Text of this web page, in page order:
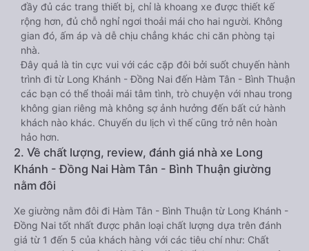
đầy đủ các trang thiết bị, chỉ là khoang xe được thiết kế
rộng hơn, đủ chỗ nghỉ ngơi thoải mái cho hai người. Không
gian đó, ấm áp và dễ chịu chẳng khác chi căn phòng tại
nhà.
Đây quả là tin cực vui với các cặp đôi bởi suốt chuyến hành
trình đi từ Long Khánh - Đồng Nai đến Hàm Tân - Bình Thuận
các bạn có thể thoải mái tâm tình, trò chuyện với nhau trong
không gian riêng mà không sợ ảnh hưởng đến bất cứ hành
khách nào khác. Chuyến du lịch vì thế cũng trở nên hoàn
hảo hơn.
2. Về chất lượng, review, đánh giá nhà xe Long
Khánh - Đồng Nai Hàm Tân - Bình Thuận giường
nằm đôi
Xe giường nằm đôi đi Hàm Tân - Bình Thuận từ Long Khánh -
Đồng Nai tốt nhất được phân loại chất lượng dựa trên đánh
giá từ 1 đến 5 của khách hàng với các tiêu chí như: Chất